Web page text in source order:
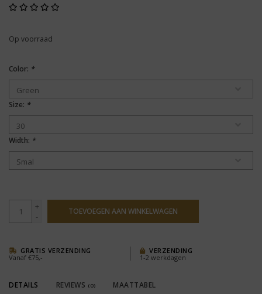
Op voorraad
Color: *
Size: *
Width: *
+
-
TOEVOEGEN AAN WINKELWAGEN
GRATIS VERZENDING
Vanaf €75,-
VERZENDING
1-2 werkdagen
DETAILS REVIEWS (0) MAATTABEL